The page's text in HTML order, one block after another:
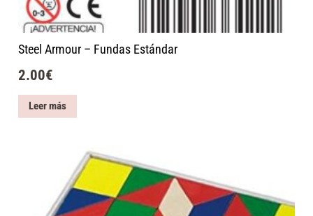
Steel Armour – Fundas Estándar
2.00€
Leer más